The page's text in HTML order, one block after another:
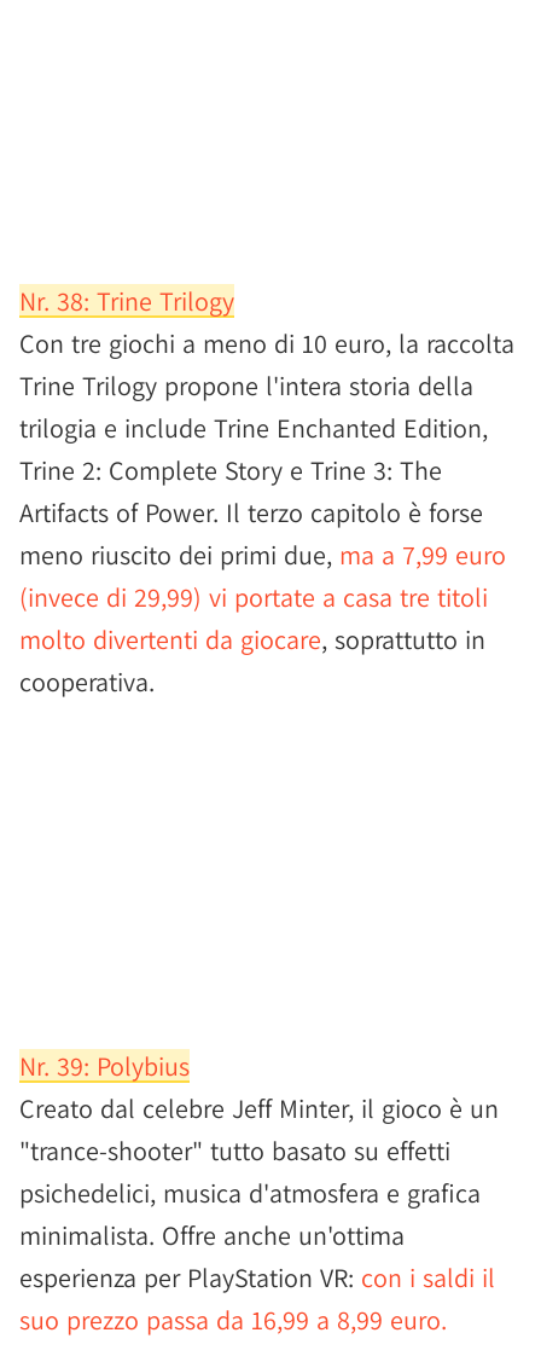
Nr. 38: Trine Trilogy
Con tre giochi a meno di 10 euro, la raccolta
Trine Trilogy propone l'intera storia della
trilogia e include Trine Enchanted Edition,
Trine 2: Complete Story e Trine 3: The
Artifacts of Power. Il terzo capitolo è forse
meno riuscito dei primi due, ma a 7,99 euro
(invece di 29,99) vi portate a casa tre titoli
molto divertenti da giocare, soprattutto in
cooperativa.
Nr. 39: Polybius
Creato dal celebre Jeff Minter, il gioco è un
"trance-shooter" tutto basato su effetti
psichedelici, musica d'atmosfera e grafica
minimalista. Offre anche un'ottima
esperienza per PlayStation VR: con i saldi il
suo prezzo passa da 16,99 a 8,99 euro.